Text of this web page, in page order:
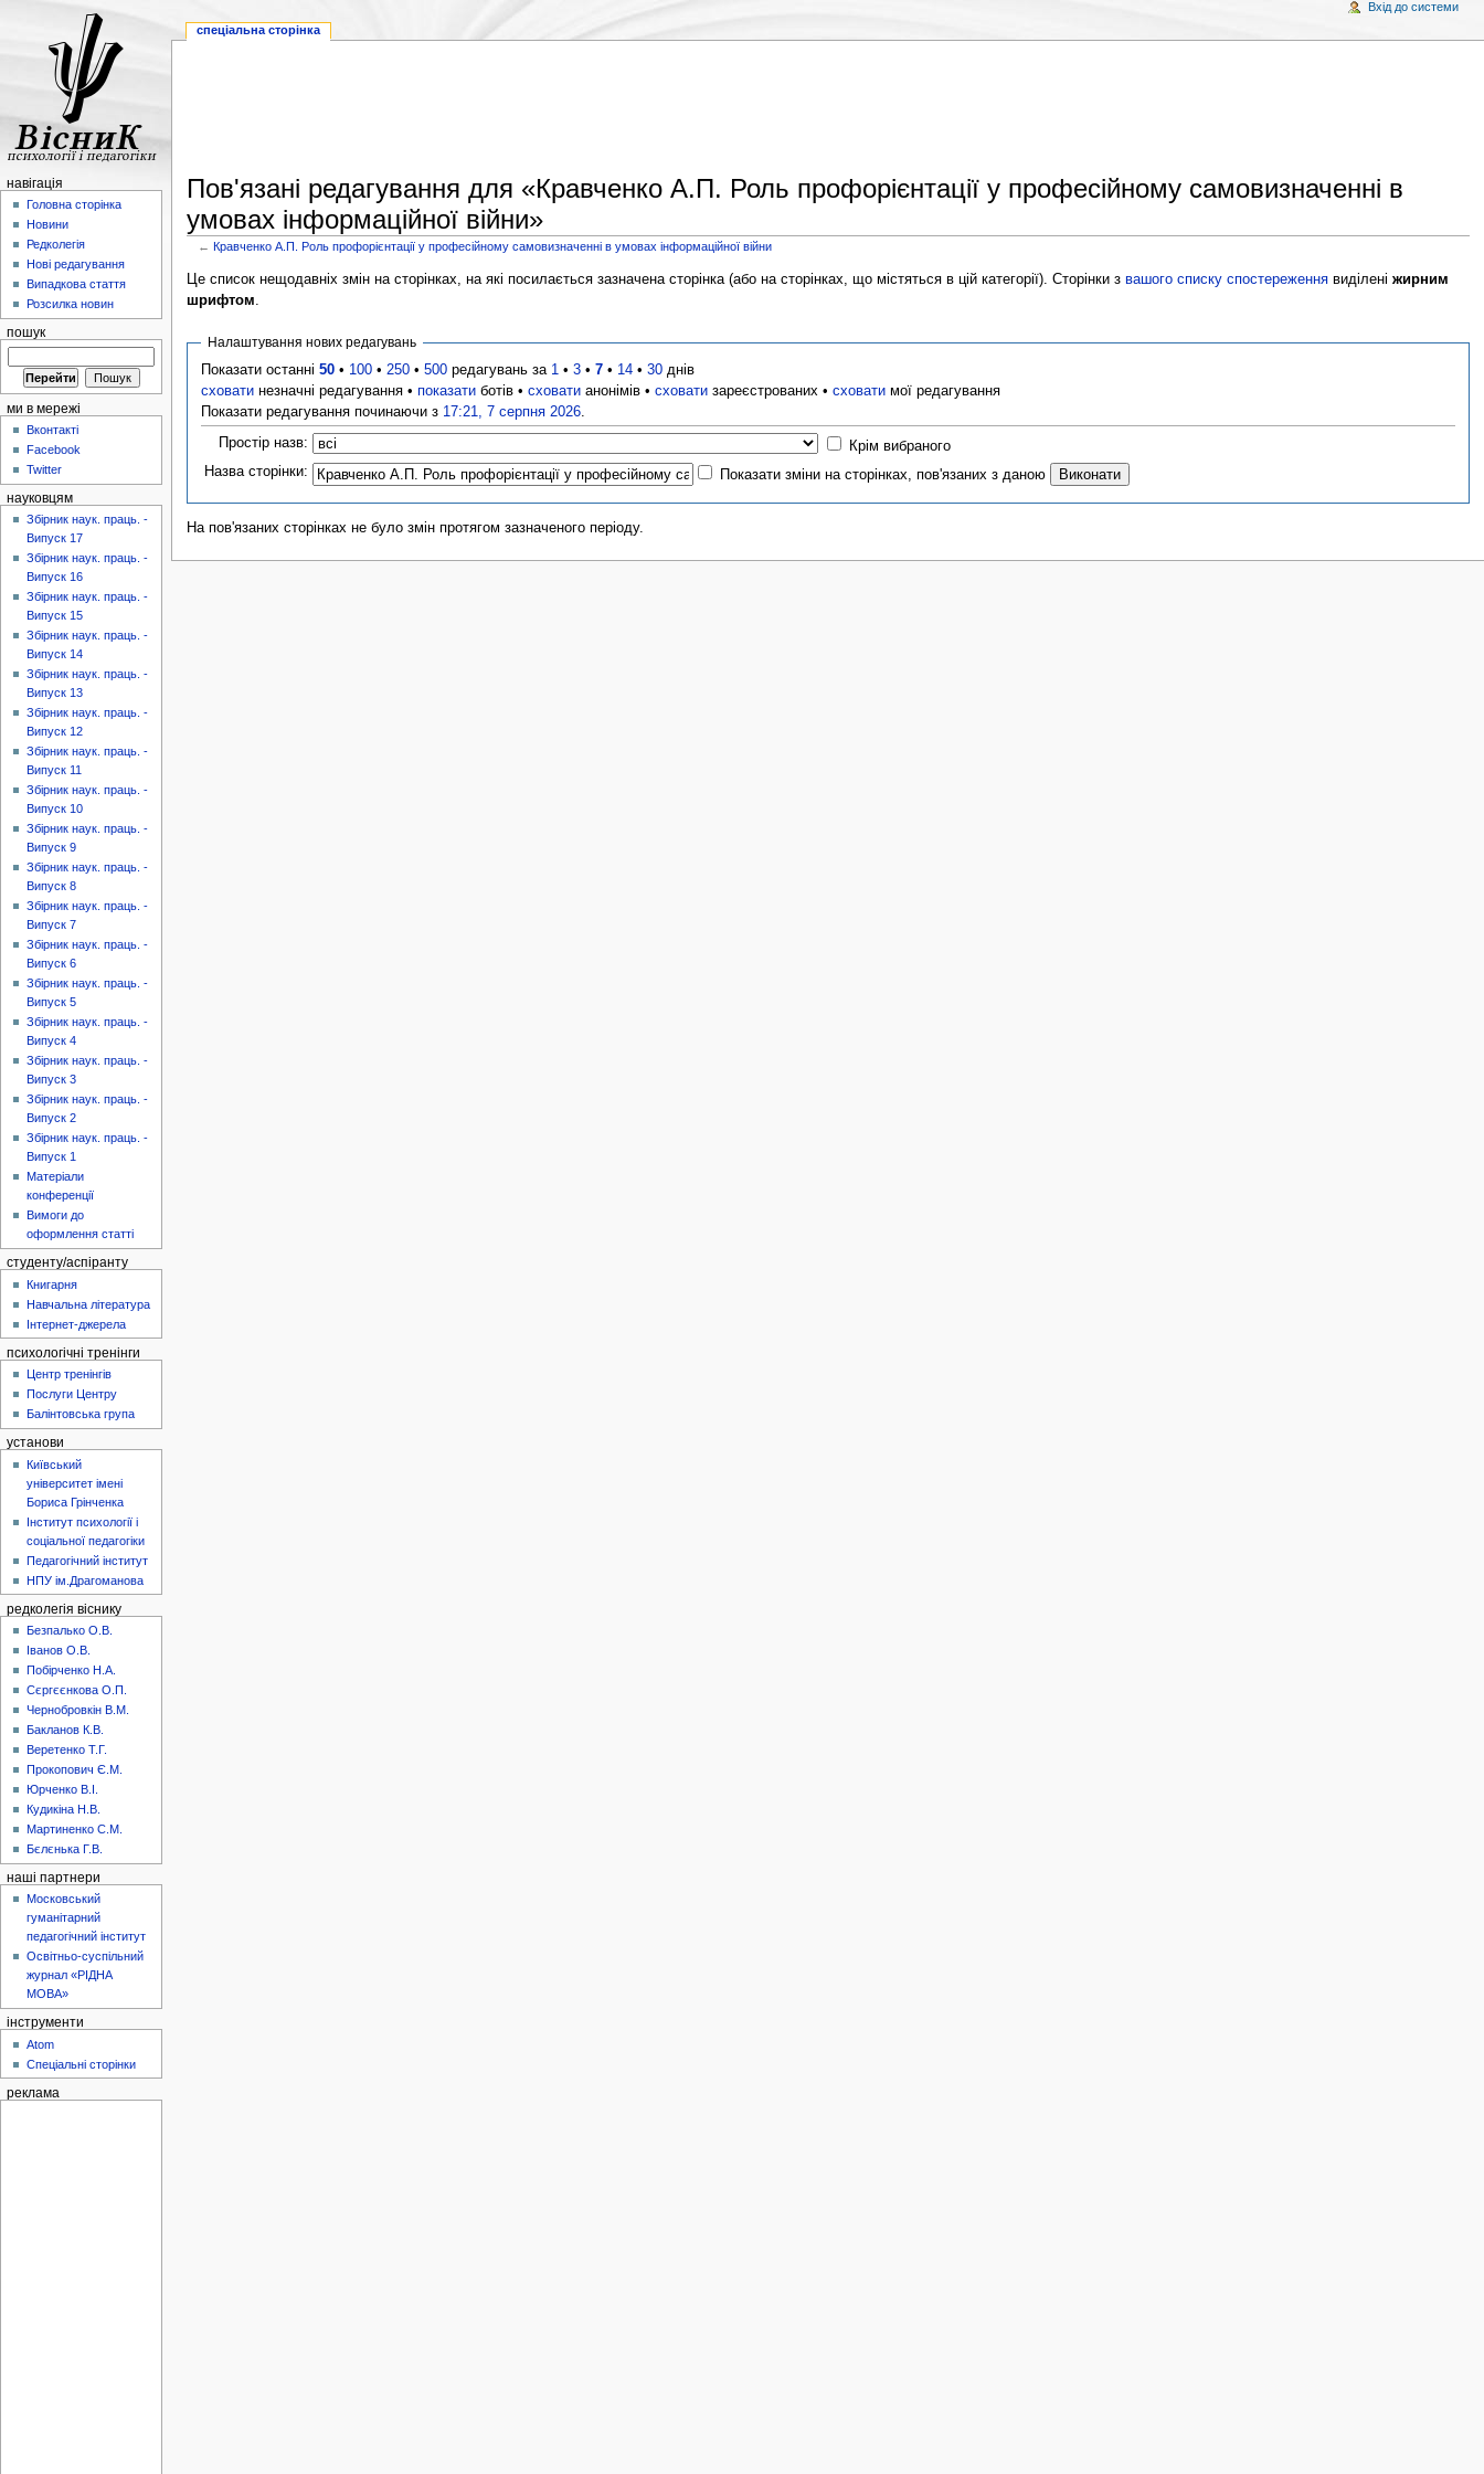
Пов'язані редагування для «Кравченко А.П. Роль профорієнтації у професійному самовизначенні в
умовах інформаційної війни»
←Кравченко А.П. Роль профорієнтації у професійному самовизначенні в умовах інформаційної війни
Це список нещодавніх змін на сторінках, на які посилається зазначена сторінка (або на сторінках, що містяться в цій категорії). Сторінки з вашого списку спостереженнявиділені жирним
шрифтом
Налаштування нових редагувань
Показати останні50 • 100 • 250 •500 редагувань за 1 •3 •7 • 14 •30 днів
сховати незначні редагування •показати ботів •сховати анонімів •сховати зареєстрованих •сховати мої редагування
Показати редагування починаючи з 17:21, 7 серпня 2026
Простір назв:
Крім вибраного
Назва сторінки:
Показати зміни на сторінках, пов'язаних з даною
На пов'язаних сторінках не було змін протягом зазначеного періоду.
спеціальна сторінка
Вхід до системи
навігація
Головна сторінка
Новини
Редколегія
Нові редагування
Випадкова стаття
Розсилка новин
пошук
ми в мережі
Вконтакті
Facebook
Twitter
науковцям
Збірник наук. праць. -
Випуск 17
Збірник наук. праць. -
Випуск 16
Збірник наук. праць. -
Випуск 15
Збірник наук. праць. -
Випуск 14
Збірник наук. праць. -
Випуск 13
Збірник наук. праць. -
Випуск 12
Збірник наук. праць. -
Випуск 11
Збірник наук. праць. -
Випуск 10
Збірник наук. праць. -
Випуск 9
Збірник наук. праць. -
Випуск 8
Збірник наук. праць. -
Випуск 7
Збірник наук. праць. -
Випуск 6
Збірник наук. праць. -
Випуск 5
Збірник наук. праць. -
Випуск 4
Збірник наук. праць. -
Випуск 3
Збірник наук. праць. -
Випуск 2
Збірник наук. праць. -
Випуск 1
Матеріали
конференції
Вимоги до
оформлення статті
студенту/аспіранту
Книгарня
Навчальна література
Інтернет-джерела
психологічні тренінги
Центр тренінгів
Послуги Центру
Балінтовська група
установи
Київський
університет імені
Бориса Грінченка
Інститут психології і
соціальної педагогіки
Педагогічний інститут
НПУ ім.Драгоманова
редколегія віснику
Безпалько О.В.
Іванов О.В.
Побірченко Н.А.
Сєргєєнкова О.П.
Чернобровкін В.М.
Бакланов К.В.
Веретенко Т.Г.
Прокопович Є.М.
Юрченко В.І.
Кудикіна Н.В.
Мартиненко С.М.
Бєлєнька Г.В.
наші партнери
Московський
гуманітарний
педагогічний інститут
Освітньо-суспільний
журнал «РІДНА
МОВА»
інструменти
Atom
Спеціальні сторінки
реклама